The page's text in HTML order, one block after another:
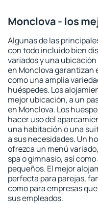
Monclova - los
Algunas de las
con todo incluido bien
variados y una
en Monclova garantizan
como una amplia
huéspedes. Los
mejor ubicación, a un
en Monclova. Los
hacer uso del
una habitación o una
a sus necesidades. Un
ofrezca un menú
spa o gimnasio, así
pequeños. El mejor
perfecta para parejas,
como para empresas
sus empleados.